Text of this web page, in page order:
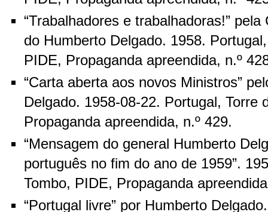
“Trabalhadores e trabalhadoras!”
do Humberto Delgado. 1958.
PIDE, Propaganda apreendida, n.º
“Carta aberta aos novos Ministros”
Delgado. 1958-08-22. Portugal, Torre
Propaganda apreendida, n.º 429.
“Mensagem do general Humberto
português no fim do ano de 1959”.
Tombo, PIDE, Propaganda
“Portugal livre” por Humberto